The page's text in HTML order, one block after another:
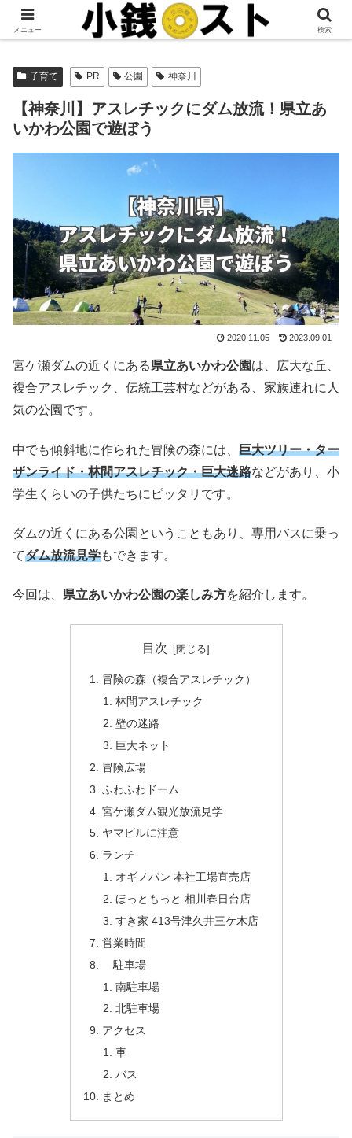
当サイトではアフィリエイト広告を掲載しています。
子育て PR 公園 神奈川
【神奈川】アスレチックにダム放流！県立あ
いかわ公園で遊ぼう
2020.11.05 2023.09.01
宮ケ瀬ダムの近くにある県立あいかわ公園は、広大な丘、
複合アスレチック、伝統工芸村などがある、家族連れに人
気の公園です。
中でも傾斜地に作られた冒険の森には、 巨大ツリー・ター
ザンライド・林間アスレチック・巨大迷路などがあり、小
学生くらいの子供たちにピッタリです。
ダムの近くにある公園ということもあり、専用バスに乗っ
てダム放流見学もできます。
今回は、 県立あいかわ公園の楽しみ方を紹介します。
目次
冒険の森（複合アスレチック）
林間アスレチック
壁の迷路
巨大ネット
冒険広場
ふわふわドーム
宮ケ瀬ダム観光放流見学
ヤマビルに注意
ランチ
オギノパン 本社工場直売店
ほっともっと 相川春日台店
すき家 413号津久井三ケ木店
営業時間
駐車場
南駐車場
北駐車場
アクセス
車
バス
まとめ
メニュー 検索